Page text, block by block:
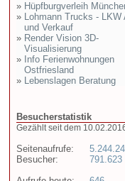
» Hüpfburgverleih
» Lohmann Trucks - LKW
und Verkauf
» Render Vision 3D-
Visualisierung
» Info Ferienwohnungen
Ostfriesland
» Lebenslagen Beratung
Besucherstatistik
Gezählt seit dem
Seitenaufrufe:
Besucher:
791.623